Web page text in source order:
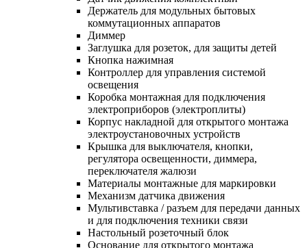
Держатель для модульных бытовых
коммутационных аппаратов
Диммер
Заглушка для розеток, для защиты детей
Кнопка нажимная
Контроллер для управления системой
освещения
Коробка монтажная для подключения
электроприборов (электроплиты)
Корпус накладной для открытого монтажа
электроустановочных устройств
Крышка для выключателя, кнопки,
регулятора освещенности, диммера,
переключателя жалюзи
Материалы монтажные для маркировки
Механизм датчика движения
Мультивставка / разъем для передачи данных
и для подключения техники связи
Настольный розеточный блок
Основание для открытого монтажа